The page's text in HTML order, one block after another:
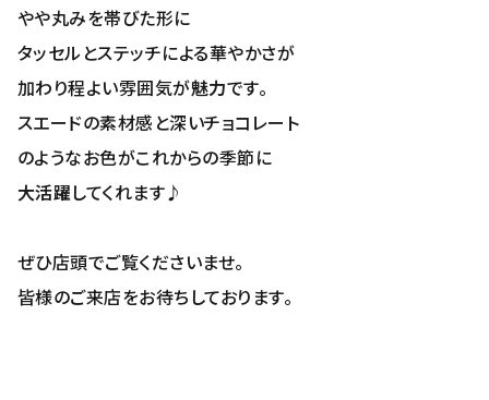
やや丸みを帯びた形に
タッセルとステッチによる華やかさが
加わり程よい雰囲気が魅力です。
スエードの素材感と深いチョコレート
のようなお色がこれからの季節に
大活躍してくれます♪
ぜひ店頭でご覧くださいませ。
皆様のご来店をお待ちしております。